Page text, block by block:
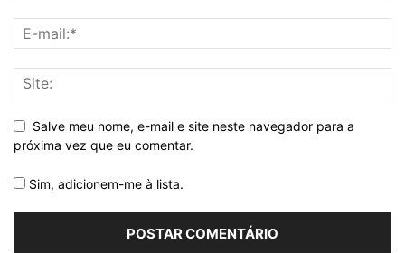
Salve meu nome, e-mail e site neste navegador para a
próxima vez que eu comentar.
Sim, adicionem-me à lista.